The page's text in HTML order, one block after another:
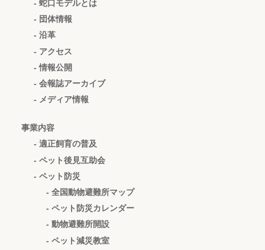
- 蛇口モデルとは
- 団体情報
- 沿革
- アクセス
- 情報公開
- 会報誌アーカイブ
- メディア情報
事業内容
- 適正飼育の普及
- ペット後見互助会
- ペット防災
- 全国動物避難所マップ
- ペット防災カレンダー
- 動物避難所開設
- ペット減災教室